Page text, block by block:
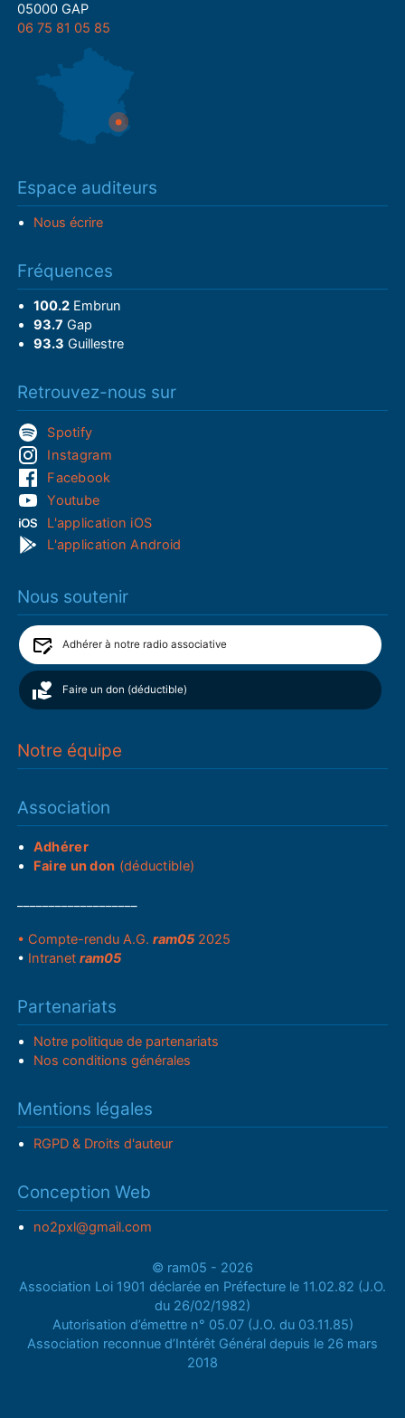
05000 GAP
06 75 81 05 85
Espace auditeurs
Nous écrire
Fréquences
100.2Embrun
93.7 Gap
93.3 Guillestre
Retrouvez-nous sur
Spotify
Instagram
Facebook
Youtube
L'application iOS
L'application Android
Nous soutenir
Adhérer à notre radio associative
Faire un don (déductible)
Notre équipe
Association
Adhérer
Faire un don (déductible)
• Compte-rendu A.G.ram05 2025
• Intranetram05
Partenariats
Notre politique de partenariats
Nos conditions générales
Mentions légales
RGPD & Droits d'auteur
Conception Web
no2pxl@gmail.com
© ram05 - 2026
Association Loi 1901 déclarée en Préfecture le 11.02.82 (J.O.
du 26/02/1982)
Autorisation d’émettre n° 05.07 (J.O. du 03.11.85)
Association reconnue d’Intérêt Général depuis le 26 mars
2018